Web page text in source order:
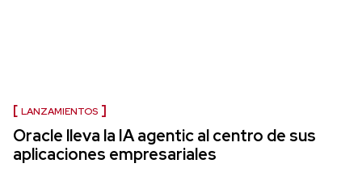
LANZAMIENTOS
Oracle lleva la IA agentic al centro de sus
aplicaciones empresariales